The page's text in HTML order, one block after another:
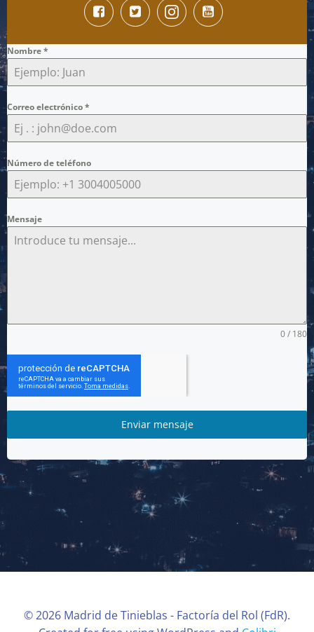
Nombre*
Correo electrónico*
Número de teléfono
Mensaje
0 / 180
Enviar mensaje
© 2026 Madrid de Tinieblas - Factoría del Rol (FdR).